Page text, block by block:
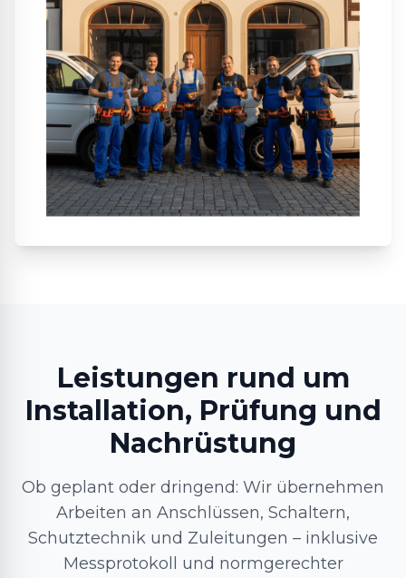
Leistungen rund um
Installation, Prüfung und
Nachrüstung
Ob geplant oder dringend: Wir übernehmen
Arbeiten an Anschlüssen, Schaltern,
Schutztechnik und Zuleitungen – inklusive
Messprotokoll und normgerechter